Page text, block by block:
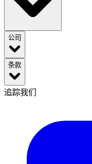
公司
条款
追踪我们